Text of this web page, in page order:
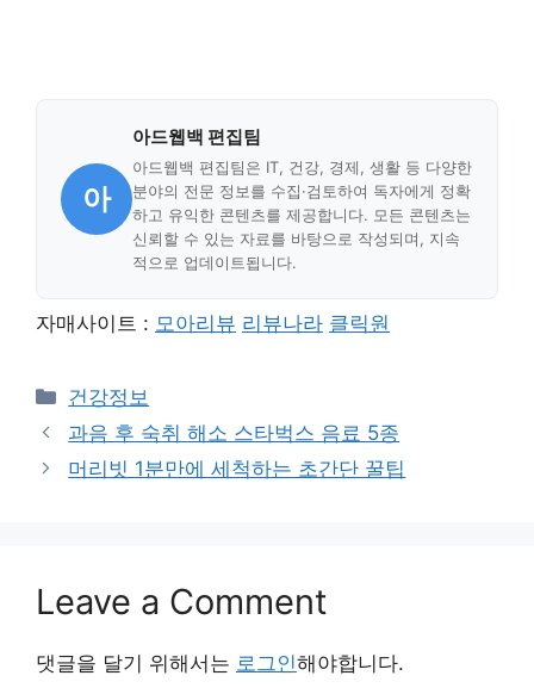
아
아드웹백 편집팀
아드웹백 편집팀은 IT, 건강, 경제, 생활 등 다양한
분야의 전문 정보를 수집·검토하여 독자에게 정확
하고 유익한 콘텐츠를 제공합니다. 모든 콘텐츠는
신뢰할 수 있는 자료를 바탕으로 작성되며, 지속
적으로 업데이트됩니다.
자매사이트 : 모아리뷰 리뷰나라 클릭원
Categories
건강정보
과음 후 숙취 해소 스타벅스 음료 5종
머리빗 1분만에 세척하는 초간단 꿀팁
Leave a Comment
댓글을 달기 위해서는 로그인해야합니다.